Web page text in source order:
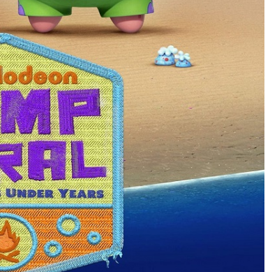
AMOS DEL UNIVERSO
of the Universe) [HD